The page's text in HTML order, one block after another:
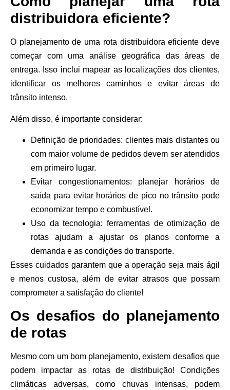
distribuidora eficiente?
O planejamento de uma rota distribuidora eficiente deve
começar com uma análise geográfica das áreas de
entrega. Isso inclui mapear as localizações dos clientes,
identificar os melhores caminhos e evitar áreas de
trânsito intenso.
Além disso, é importante considerar:
Definição de prioridades: clientes mais distantes ou
com maior volume de pedidos devem ser atendidos
em primeiro lugar.
Evitar congestionamentos: planejar horários de
saída para evitar horários de pico no trânsito pode
economizar tempo e combustível.
Uso da tecnologia: ferramentas de otimização de
rotas ajudam a ajustar os planos conforme a
demanda e as condições do transporte.
Esses cuidados garantem que a operação seja mais ágil
e menos custosa, além de evitar atrasos que possam
comprometer a satisfação do cliente!
Os desafios do planejamento
de rotas
Mesmo com um bom planejamento, existem desafios que
podem impactar as rotas de distribuição! Condições
climáticas adversas, como chuvas intensas, podem